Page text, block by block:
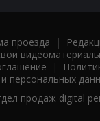
проезда |
видеоматериалы
|
персональных
продаж digital